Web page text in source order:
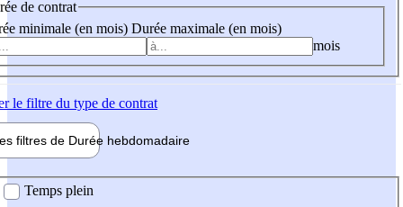
de contrat
minimale (en mois) Durée maximale (en mois)
mois
le filtre du type de contrat
filtres de Durée hebdomadaire
Temps plein